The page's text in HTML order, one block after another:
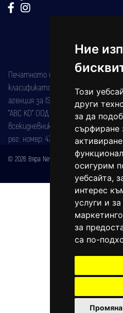
Ние
Този
други
за да
сърфиране
осигурим
уебсайта,
интерес
услуги и
за
са по-
Промяна
Печатното издание на вестника е
класификатор на печатните
агенция за ISSN) под номер: ISSN 1312-
"АВС КО" ООД е притежател на
всекидневник на югозападна
рег. номер: 47857/11.05.2004 година.
© 2026 Вяра News Всички права запазени!